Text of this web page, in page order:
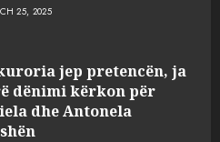
25, 2025
jep pretencën, ja
dënimi kërkon për
dhe Antonela